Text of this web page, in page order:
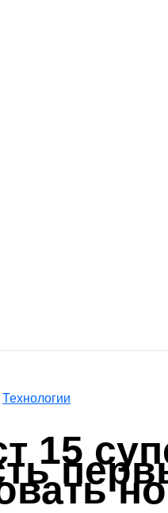
Технологии
15